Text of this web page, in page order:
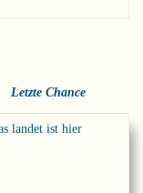
Letzte Chance
landet ist hier